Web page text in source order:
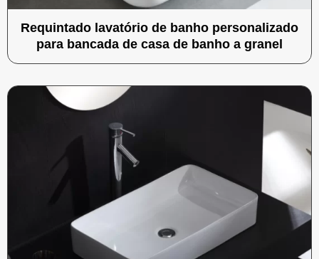
Requintado lavatório de banho personalizado
para bancada de casa de banho a granel